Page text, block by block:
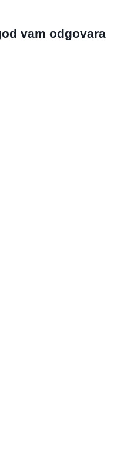
vam odgovara